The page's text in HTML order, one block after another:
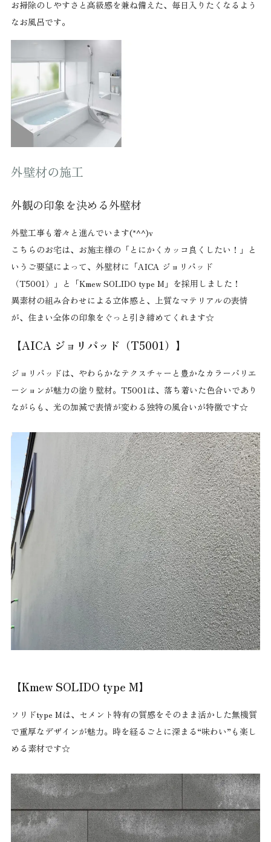
お掃除のしやすさと高級感を兼ね備えた、毎日入りたくなるよう
なお風呂です。
外壁材の施工
外観の印象を決める外壁材
外壁工事も着々と進んでいます(*^^)v
こちらのお宅は、お施主様の「とにかくカッコ良くしたい！」と
いうご要望によって、外壁材に「AICA ジョリパッド
（T5001）」と「Kmew SOLIDO type M」を採用しました！
異素材の組み合わせによる立体感と、上質なマテリアルの表情
が、住まい全体の印象をぐっと引き締めてくれます☆
【AICA ジョリパッド（T5001）】
ジョリパッドは、やわらかなテクスチャーと豊かなカラーバリエ
ーションが魅力の塗り壁材。T5001は、落ち着いた色合いであり
ながらも、光の加減で表情が変わる独特の風合いが特徴です☆
【Kmew SOLIDO type M】
ソリドtype Mは、セメント特有の質感をそのまま活かした無機質
で重厚なデザインが魅力。時を経るごとに深まる“味わい”も楽し
める素材です☆